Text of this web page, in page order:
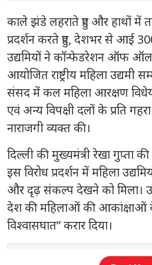
काले झंडे लहराते हुए और हाथों में
प्रदर्शन करते हुए, देशभर से आई
उद्यमियों ने कॉन्फेडरेशन ऑफ ऑल
आयोजित राष्ट्रीय महिला उद्यमी
संसद में कल महिला आरक्षण
एवं अन्य विपक्षी दलों के प्रति
नाराजगी व्यक्त की।
दिल्ली की मुख्यमंत्री रेखा गुप्ता
इस विरोध प्रदर्शन में महिला
और दृढ़ संकल्प देखने को मिला।
देश की महिलाओं की आकांक्षाओं
विश्वासघात” करार दिया।